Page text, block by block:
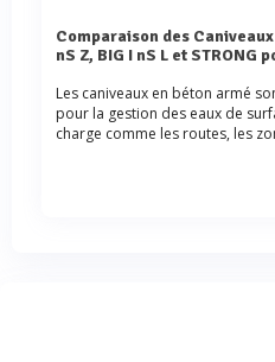
Comparaison des Caniveaux BG-Graspointner : BIG I
nS Z, BIG I nS L et
Les caniveaux en béton armé
pour la gestion des eaux de
charge comme les routes, les